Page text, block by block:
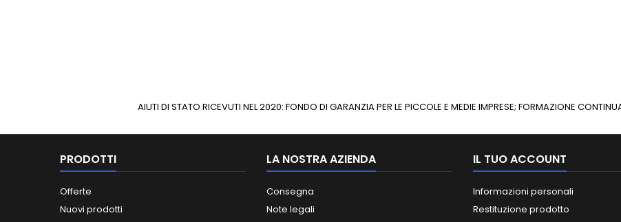
AIUTI DI STATO RICEVUTI NEL 2020: FONDO DI GARANZIA PER LE PICCOLE E MEDIE IMPRESE; FORMAZIONE
PRODOTTI
Offerte
Nuovi prodotti
LA NOSTRA AZIENDA
Consegna
Note legali
IL TUO ACCOUNT
Informazioni personali
Restituzione prodotto